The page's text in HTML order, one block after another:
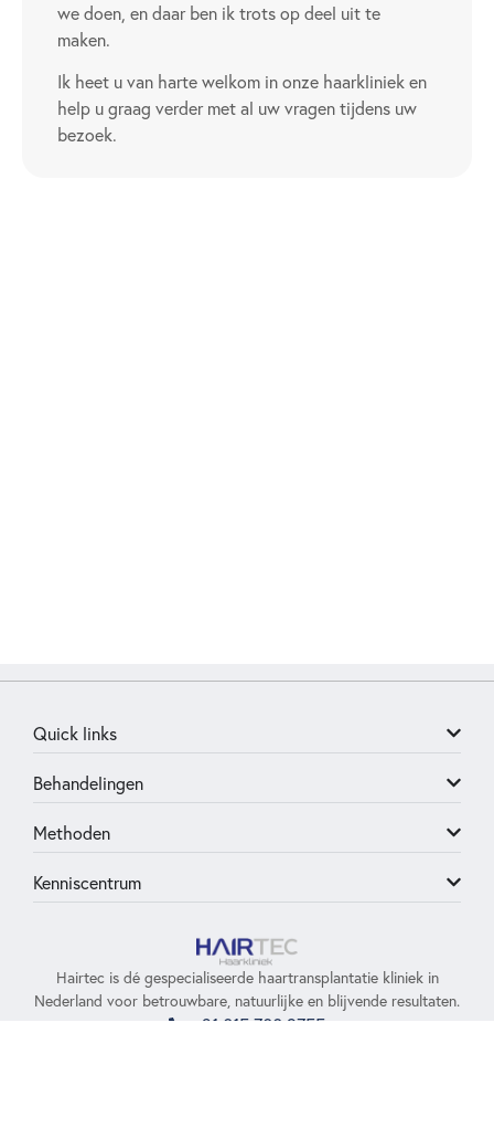
we doen, en daar ben ik trots op deel uit te
maken.
Ik heet u van harte welkom in onze haarkliniek en
help u graag verder met al uw vragen tijdens uw
bezoek.
Quick links
Behandelingen
Methoden
Kenniscentrum
Hairtec is dé gespecialiseerde haartransplantatie kliniek in
Nederland voor betrouwbare, natuurlijke en blijvende resultaten.
+31 015 700 9755